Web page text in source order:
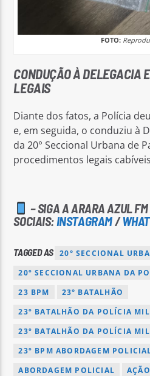
FOTO:
CONDUÇÃO À DELEGACIA
LEGAIS
Diante dos fatos, a Polícia
e, em seguida, o conduziu à
da 20° Seccional Urbana de
procedimentos legais
– SIGA A ARARA AZUL
SOCIAIS:INSTAGRAM/
TAGGED AS 20° SECCIONAL
20º SECCIONAL URBANA DA
23 BPM
23° BATALHÃO
23º BATALHÃO DA POLÍCIA
23º BATALHÃO DA POLÍCIA
23º BPM ABORDAGEM
ABORDAGEM POLICIAL